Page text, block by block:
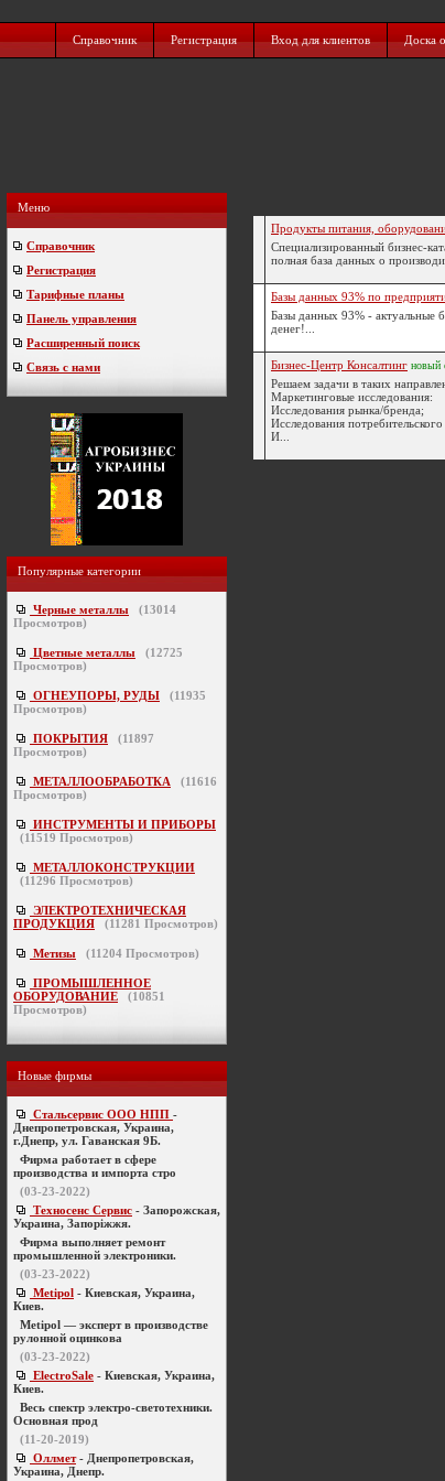
Справочник Регистрация Вход для клиентов Доска
Меню
Справочник
Регистрация
Тарифные планы
Панель управления
Расширенный поиск
Связь с нами
Популярные категории
Черные металлы (13014
Просмотров)
Цветные металлы (12725
Просмотров)
ОГНЕУПОРЫ, РУДЫ (11935
Просмотров)
ПОКРЫТИЯ (11897
Просмотров)
МЕТАЛЛООБРАБОТКА (11616
Просмотров)
ИНСТРУМЕНТЫ И ПРИБОРЫ
(11519 Просмотров)
МЕТАЛЛОКОНСТРУКЦИИ
(11296 Просмотров)
ЭЛЕКТРОТЕХНИЧЕСКАЯ
ПРОДУКЦИЯ
(11281 Просмотров)
Метизы (11204 Просмотров)
ПРОМЫШЛЕННОЕ
ОБОРУДОВАНИЕ
(10851
Просмотров)
Новые фирмы
Стальсервис ООО НПП -
Днепропетровская, Украина,
г.Днепр, ул. Гаванская 9Б.
Фирма работает в сфере
производства и импорта стро
(03-23-2022)
Техносенс Сервис - Запорожская,
Украина, Запоріжжя.
Фирма выполняет ремонт
промышленной электроники.
(03-23-2022)
Metipol - Киевская, Украина,
Киев.
Metipol — эксперт в производстве
рулонной оцинкова
(03-23-2022)
ElectroSale - Киевская, Украина,
Киев.
Весь спектр электро-светотехники.
Основная прод
(11-20-2019)
Оллмет- Днепропетровская,
Украина, Днепр.
Продукты питания,
Специализированный бизнес-
полная база данных о
Базы данных 93% по
Базы данных 93% - актуальные
денег!...
Бизнес-Центр Консалтинг новый
Решаем задачи в таких
Маркетинговые исследования:
Исследования рынка/бренда;
Исследования
И...